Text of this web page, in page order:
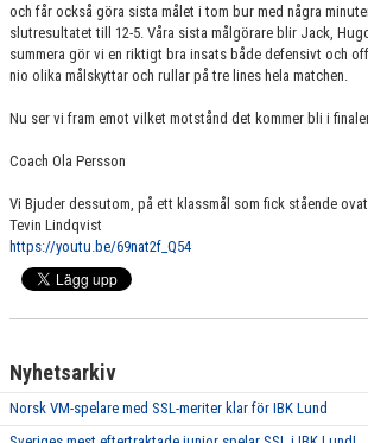
och får också göra sista målet i tom bur med några
slutresultatet till 12-5. Våra sista målgörare blir Jack,
summera gör vi en riktigt bra insats både defensivt och
nio olika målskyttar och rullar på tre lines hela matchen.
Nu ser vi fram emot vilket motstånd det kommer bli i
Coach Ola Persson
Vi Bjuder dessutom, på ett klassmål som fick stående
Tevin Lindqvist
https://youtu.be/69nat2f_Q54
Nyhetsarkiv
Norsk VM-spelare med SSL-meriter klar för IBK Lund